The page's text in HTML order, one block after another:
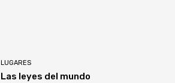
LUGARES
Las leyes del mundo